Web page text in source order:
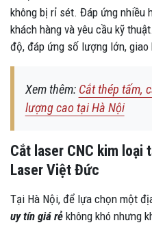
không bị rỉ sét. Đáp ứng nhiều
khách hàng và yêu cầu kỹ
độ, đáp ứng số lượng lớn,
Xem thêm: Cắt thép tấm,
lượng cao tại Hà Nội
Cắt laser CNC kim loại
Laser Việt Đức
Tại Hà Nội, để lựa chọn một
uy tín giá rẻ không khó nhưng